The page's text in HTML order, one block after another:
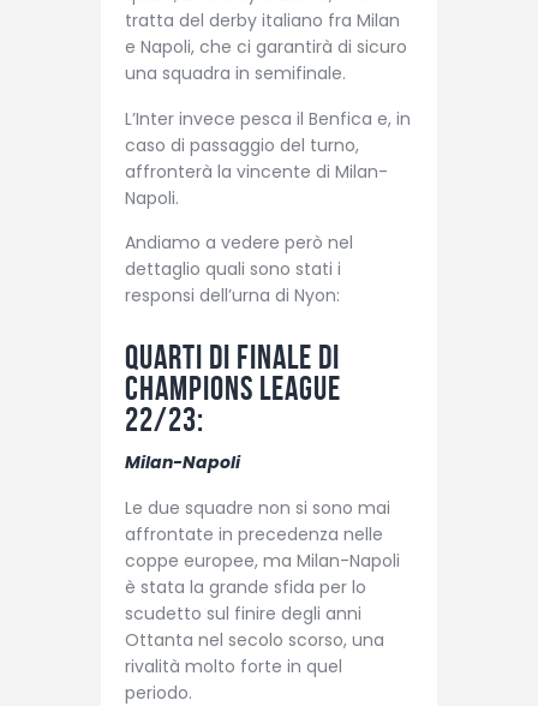
tratta del derby italiano fra Milan
e Napoli, che ci garantirà di sicuro
una squadra in semifinale.
L’Inter invece pesca il Benfica e, in
caso di passaggio del turno,
affronterà la vincente di Milan-
Napoli.
Andiamo a vedere però nel
dettaglio quali sono stati i
responsi dell’urna di Nyon:
Quarti di finale di
Champions League
22/23:
Milan-Napoli
Le due squadre non si sono mai
affrontate in precedenza nelle
coppe europee, ma Milan-Napoli
è stata la grande sfida per lo
scudetto sul finire degli anni
Ottanta nel secolo scorso, una
rivalità molto forte in quel
periodo.